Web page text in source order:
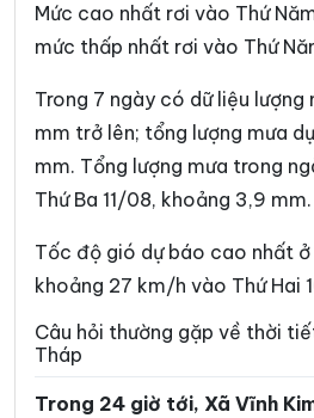
Xã Chợ Gạo Xã
Xã Đồng Sơn Xã
Xã Gò Công Đông Xã
Xã Hiệp Đức Xã
Xã Hội Cư Xã
Xã Kim Sơn Xã
Xã Lấp Vò Xã
Xã Long Định Xã
Xã
Mức cao nhất rơi vào Thứ
mức thấp nhất rơi vào Thứ
Trong 7 ngày có dữ liệu lượng
mm trở lên; tổng lượng mưa
mm. Tổng lượng mưa trong
Thứ Ba 11/08, khoảng 3,9 mm.
Tốc độ gió dự báo cao nhất
khoảng 27 km/h vào Thứ Hai
Câu hỏi thường gặp về thời
Tháp
Trong 24 giờ tới, Xã Vĩnh